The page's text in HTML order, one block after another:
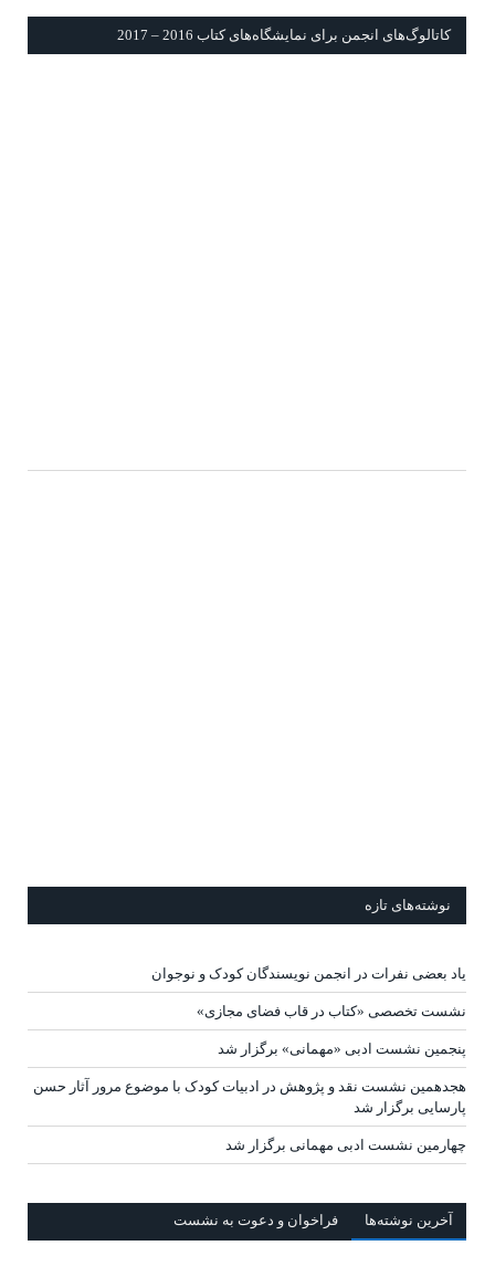
كاتالوگ‌های انجمن برای نمايشگاه‌های كتاب 2016 – 2017
نوشته‌های تازه
یاد بعضی نفرات در انجمن نویسندگان کودک و نوجوان
نشست تخصصی «کتاب در قاب فضای مجازی»
پنجمین نشست ادبی «مهمانی» برگزار شد
هجدهمین نشست نقد و پژوهش در ادبیات کودک با موضوع مرور آثار حسن
پارسایی برگزار شد
چهارمین نشست ادبی مهمانی برگزار شد
آخرين‌ نوشته‌ها فراخوان و دعوت به نشست